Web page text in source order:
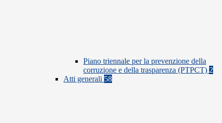
Piano triennale per la prevenzione della
corruzione e della trasparenza (PTPCT) 2
Atti generali 58